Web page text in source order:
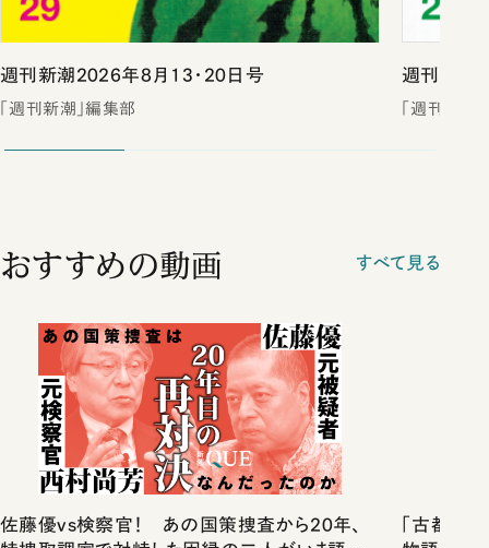
週刊新潮2026年8月13・20日号
「週刊新潮」編集部
週刊新潮
「週刊新潮
おすすめの動画 すべて見る
佐藤優vs検察官！ あの国策捜査から20年、
「古都」